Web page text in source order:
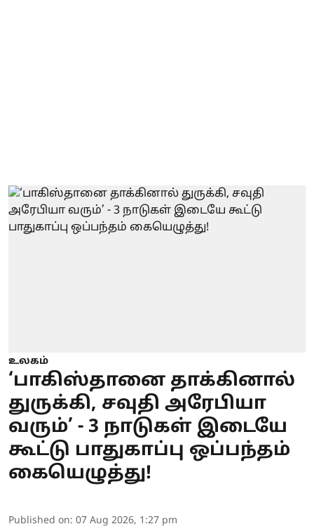
உலகம்
‘பாகிஸ்தானை தாக்கினால்
துருக்கி, சவுதி அரேபியா
வரும்’ - 3 நாடுகள் இடையே
கூட்டு பாதுகாப்பு ஒப்பந்தம்
கையெழுத்து!
Published on: 07 Aug 2026, 1:27 pm